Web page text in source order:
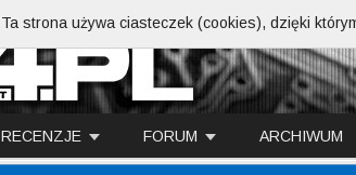
RECENZJE FORUM ARCHIWUM
Ta strona używa ciasteczek (cookies), dzięki